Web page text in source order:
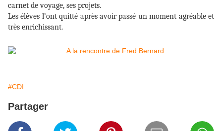
carnet de voyage, ses projets.
Les élèves l’ont quitté après avoir passé un moment agréable et
très enrichissant.
#CDI
Partager